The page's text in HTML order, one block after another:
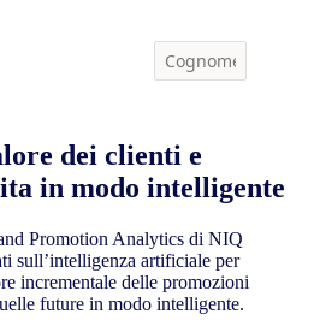
dei clienti e
in modo intelligente
Promotion Analytics di NIQ
sull’intelligenza artificiale per
incrementale delle promozioni
future in modo intelligente.